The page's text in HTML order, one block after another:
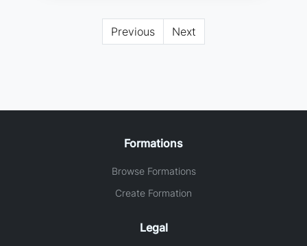
Previous Next
Formations
Browse Formations
Create Formation
Legal